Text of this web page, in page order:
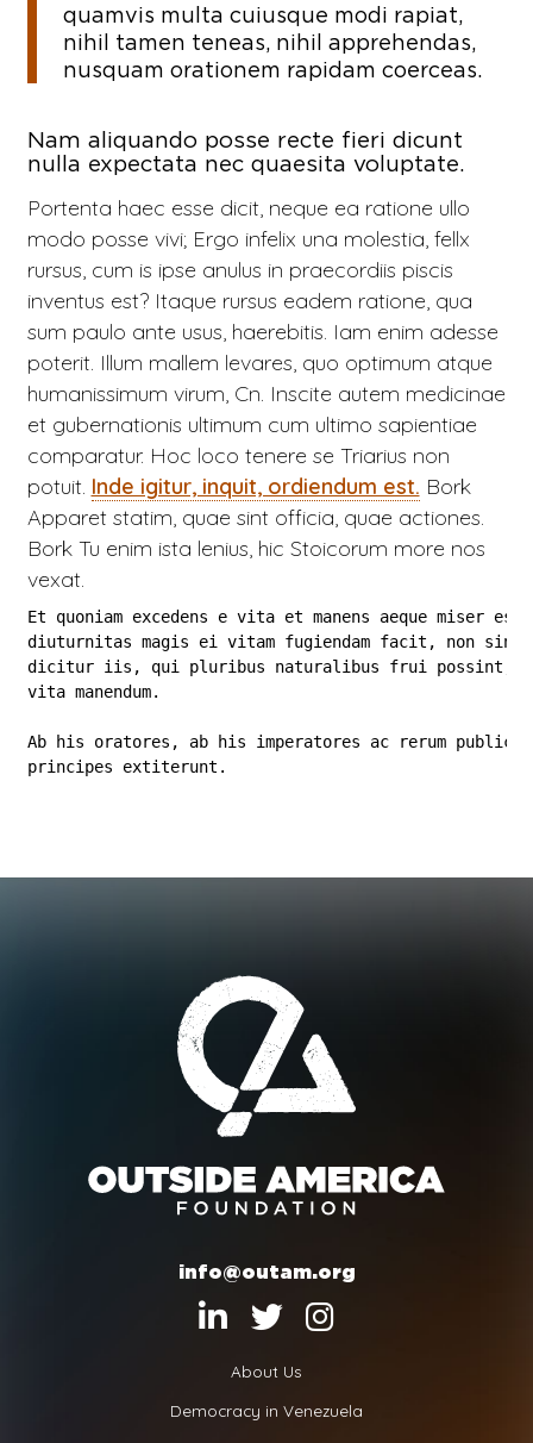
quamvis multa cuiusque modi rapiat,
nihil tamen teneas, nihil apprehendas,
nusquam orationem rapidam coerceas.
Nam aliquando posse recte fieri dicunt
nulla expectata nec quaesita voluptate.
Portenta haec esse dicit, neque ea ratione ullo
modo posse vivi; Ergo infelix una molestia, fellx
rursus, cum is ipse anulus in praecordiis piscis
inventus est? Itaque rursus eadem ratione, qua
sum paulo ante usus, haerebitis. Iam enim adesse
poterit. Illum mallem levares, quo optimum atque
humanissimum virum, Cn. Inscite autem medicinae
et gubernationis ultimum cum ultimo sapientiae
comparatur. Hoc loco tenere se Triarius non
potuit. Inde igitur, inquit, ordiendum est. Bork
Apparet statim, quae sint officia, quae actiones.
BorkTu enim ista lenius, hic Stoicorum more nos
vexat.
Et quoniam excedens e vita et manens aeque miser est
diuturnitas magis ei vitam fugiendam facit, non sine
dicitur iis, qui pluribus naturalibus frui possint,
vita manendum.
Ab his oratores, ab his imperatores ac rerum
About Us
Democracy in Venezuela
info@outam.org